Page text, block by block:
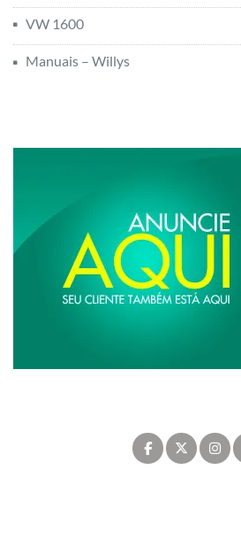
VW 1600
Manuais – Willys